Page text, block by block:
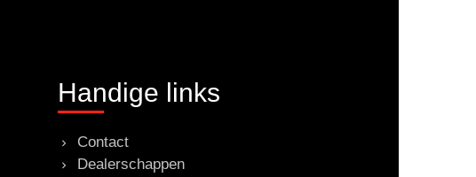
Handige links
Contact
Dealerschappen